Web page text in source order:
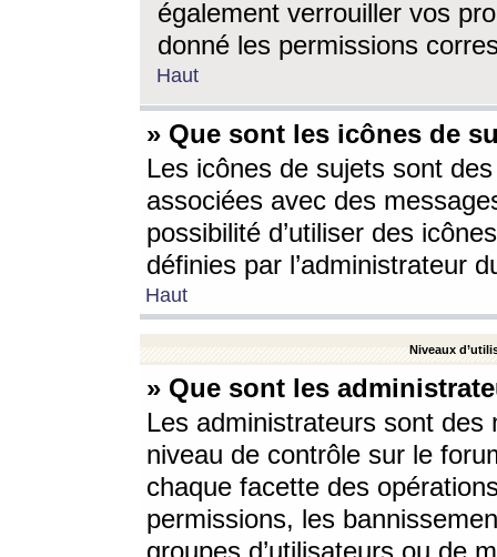
également verrouiller vos
donné les permissions
Haut
» Que sont les icônes de
Les icônes de sujets sont
associées avec des
possibilité d’utiliser des
définies par l’administrateur
Haut
Niveaux
» Que sont les
Les administrateurs sont
niveau de contrôle sur le
chaque facette des
permissions, les